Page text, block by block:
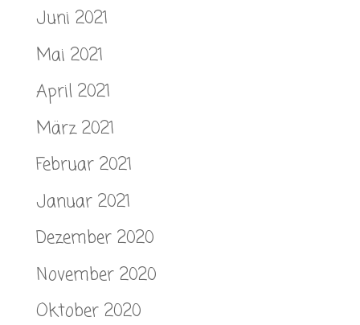
Juni 2021
Mai 2021
April 2021
März 2021
Februar 2021
Januar 2021
Dezember 2020
November 2020
Oktober 2020